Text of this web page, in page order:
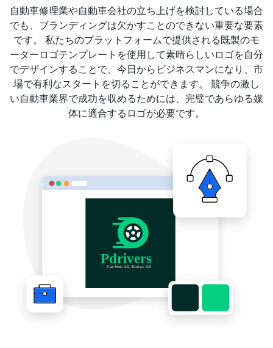
自動車修理業や自動車会社の立ち上げを検討している場合
でも、ブランディングは欠かすことのできない重要な要素
です。 私たちのプラットフォームで提供される既製のモ
ーターロゴテンプレートを使用して素晴らしいロゴを自分
でデザインすることで、今日からビジネスマンになり、市
場で有利なスタートを切ることができます。 競争の激し
い自動車業界で成功を収めるためには、完璧であらゆる媒
体に適合するロゴが必要です。